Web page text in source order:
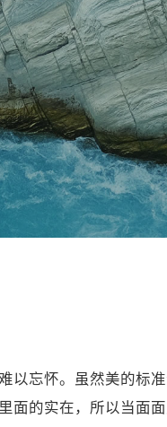
以忘怀。虽然美的
面的实在，所以当面